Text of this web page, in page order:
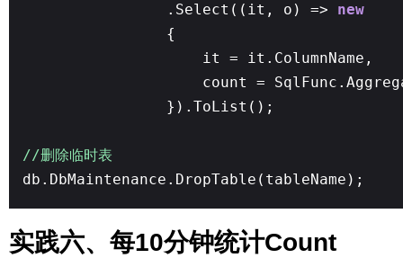
.Select((it, o) => new
{
it = it.ColumnName,
count =
}).ToList();
//删除临时表
db.DbMaintenance.DropTable(tableName);
实践六、每10分钟统计Count